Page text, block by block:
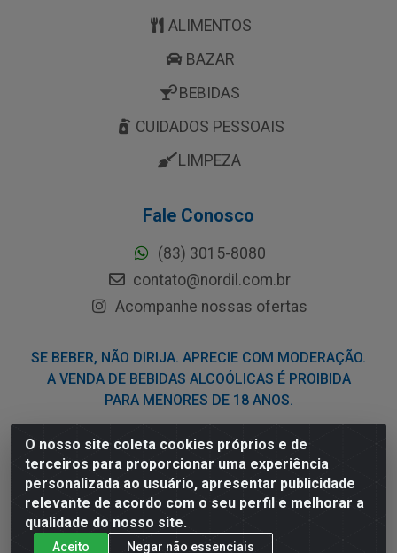
O nosso site coleta cookies próprios e de
terceiros para proporcionar uma experiência
personalizada ao usuário, apresentar publicidade
relevante de acordo com o seu perfil e melhorar a
qualidade do nosso site.
Aceito Negar não essenciais
ALIMENTOS
BAZAR
BEBIDAS
CUIDADOS PESSOAIS
LIMPEZA
Fale Conosco
(83) 3015-8080
contato@nordil.com.br
Acompanhe nossas ofertas
SE BEBER, NÃO DIRIJA. APRECIE COM MODERAÇÃO.
A VENDA DE BEBIDAS ALCOÓLICAS É PROIBIDA
PARA MENORES DE 18 ANOS.
Nordil Distribuidora - Avenida Liberdade, 2738, Bloco F -
Sesi - Bayeux/PB - CEP 58.111-400 - CNPJ
03.775.813/0001-41